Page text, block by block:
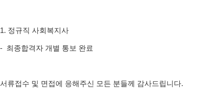
1. 정규직 사회복지사
- 최종합격자 개별 통보 완료
서류접수 및 면접에 응해주신 모든 분들께 감사드립니다.